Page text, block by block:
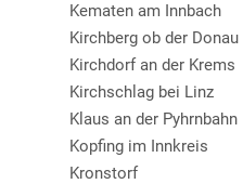
Kematen am Innbach
Kirchberg ob der Donau
Kirchdorf an der Krems
Kirchschlag bei Linz
Klaus an der Pyhrnbahn
Kopfing im Innkreis
Kronstorf